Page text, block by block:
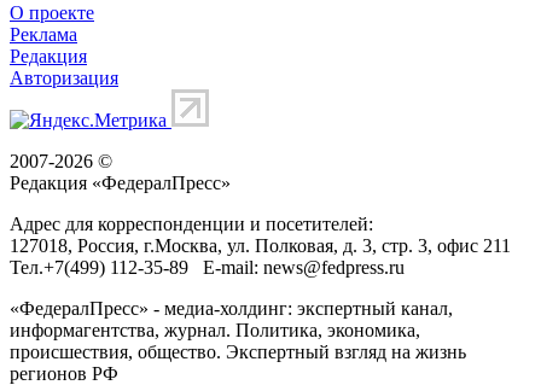
О проекте
Реклама
Редакция
Авторизация
2007-2026 ©
Редакция «ФедералПресс»
Адрес для корреспонденции и посетителей:
127018, Россия, г.Москва, ул. Полковая, д. 3, стр. 3, офис 211
Тел.+7(499) 112-35-89 E-mail: news@fedpress.ru
«ФедералПресс» - медиа-холдинг: экспертный канал,
информагентства, журнал. Политика, экономика,
происшествия, общество. Экспертный взгляд на жизнь
регионов РФ